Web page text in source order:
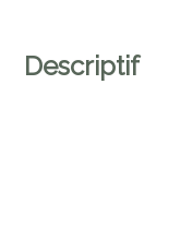
Descriptif